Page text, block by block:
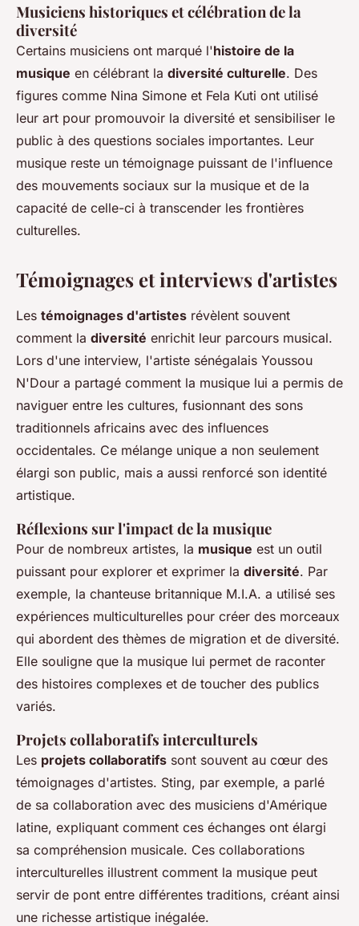
Musiciens historiques et célébration de la
diversité
Certains musiciens ont marqué l'histoire de la
musique en célébrant la diversité culturelle. Des
figures comme Nina Simone et Fela Kuti ont utilisé
leur art pour promouvoir la diversité et sensibiliser le
public à des questions sociales importantes. Leur
musique reste un témoignage puissant de l'influence
des mouvements sociaux sur la musique et de la
capacité de celle-ci à transcender les frontières
culturelles.
Témoignages et interviews d'artistes
Les témoignages d'artistes révèlent souvent
comment la diversité enrichit leur parcours musical.
Lors d'une interview, l'artiste sénégalais Youssou
N'Dour a partagé comment la musique lui a permis de
naviguer entre les cultures, fusionnant des sons
traditionnels africains avec des influences
occidentales. Ce mélange unique a non seulement
élargi son public, mais a aussi renforcé son identité
artistique.
Réflexions sur l'impact de la musique
Pour de nombreux artistes, la musique est un outil
puissant pour explorer et exprimer la diversité. Par
exemple, la chanteuse britannique M.I.A. a utilisé ses
expériences multiculturelles pour créer des morceaux
qui abordent des thèmes de migration et de diversité.
Elle souligne que la musique lui permet de raconter
des histoires complexes et de toucher des publics
variés.
Projets collaboratifs interculturels
Les projets collaboratifs sont souvent au cœur des
témoignages d'artistes. Sting, par exemple, a parlé
de sa collaboration avec des musiciens d'Amérique
latine, expliquant comment ces échanges ont élargi
sa compréhension musicale. Ces collaborations
interculturelles illustrent comment la musique peut
servir de pont entre différentes traditions, créant ainsi
une richesse artistique inégalée.